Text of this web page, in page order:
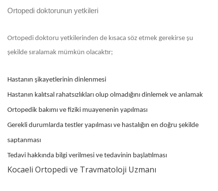
Ortopedi doktorunun yetkileri
Ortopedi doktoru yetkilerinden de kısaca söz etmek gerekirse şu
şekilde sıralamak mümkün olacaktır;
Hastanın şikayetlerinin dinlenmesi
Hastanın kalıtsal rahatsızlıkları olup olmadığını dinlemek ve anlamak
Ortopedik bakımı ve fiziki muayenenin yapılması
Gerekli durumlarda testler yapılması ve hastalığın en doğru şekilde
saptanması
Tedavi hakkında bilgi verilmesi ve tedavinin başlatılması
Kocaeli Ortopedi ve Travmatoloji Uzmanı